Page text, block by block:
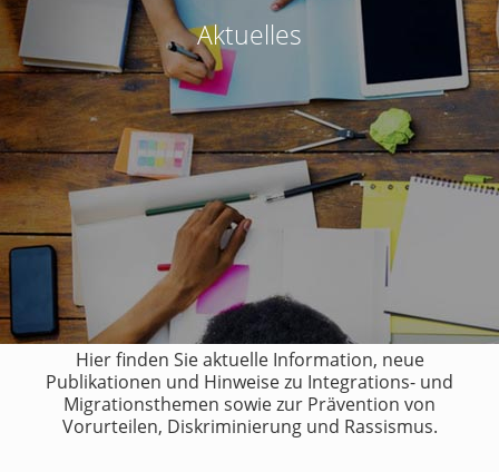
Aktuelles
Hier finden Sie aktuelle Information, neue
Publikationen und Hinweise zu Integrations- und
Migrationsthemen sowie zur Prävention von
Vorurteilen, Diskriminierung und Rassismus.